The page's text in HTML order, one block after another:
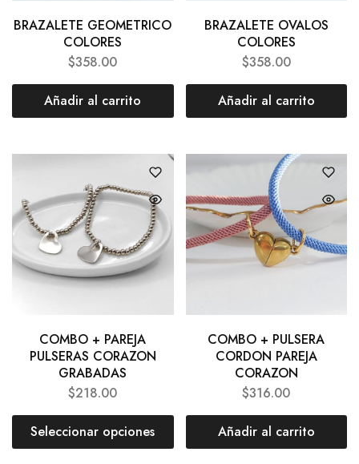
BRAZALETE GEOMETRICO
COLORES
$358.00
Añadir al carrito
BRAZALETE OVALOS
COLORES
$358.00
Añadir al carrito
COMBO + PAREJA
PULSERAS CORAZON
GRABADAS
$218.00
Seleccionar opciones
COMBO + PULSERA
CORDON PAREJA
CORAZON
$316.00
Añadir al carrito